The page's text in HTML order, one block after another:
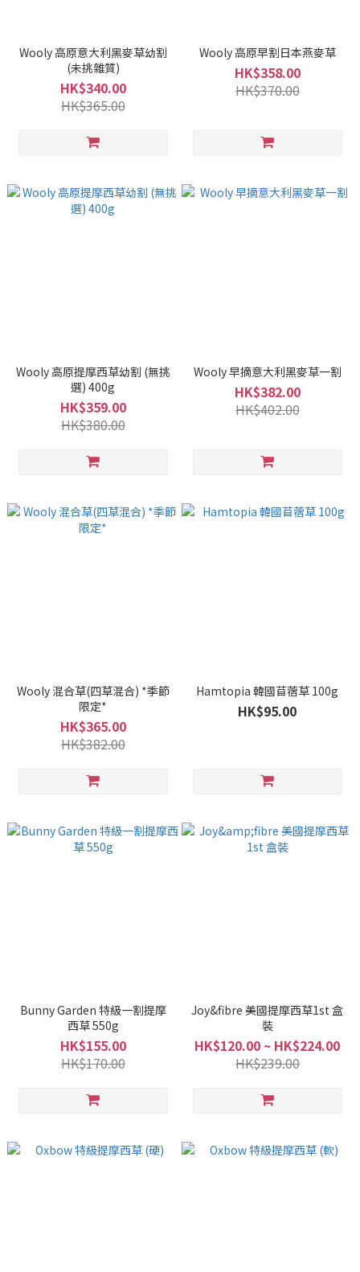
Wooly 高原意大利黑麥草幼割
(未挑雜質)
HK$340.00
HK$365.00
Wooly 高原早割日本燕麥草
HK$358.00
HK$370.00
Wooly 高原提摩西草幼割 (無挑
選) 400g
HK$359.00
HK$380.00
Wooly 早摘意大利黑麥草一割
HK$382.00
HK$402.00
Wooly 混合草(四草混合) *季節
限定*
HK$365.00
HK$382.00
Hamtopia 韓國苜蓿草 100g
HK$95.00
Bunny Garden 特級一割提摩
西草 550g
HK$155.00
HK$170.00
Joy&fibre 美國提摩西草1st 盒
裝
HK$120.00 ~ HK$224.00
HK$239.00